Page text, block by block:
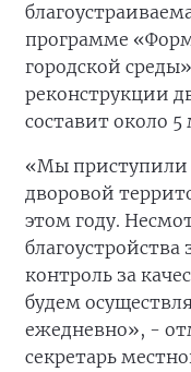
программе
городской
реконструкции
составит около
«Мы приступили
дворовой
этом году.
благоустройства
контроль за
будем
ежедневно», -
секретарь